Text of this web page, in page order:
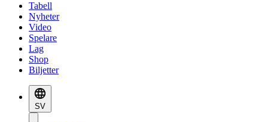
Tabell
Nyheter
Video
Spelare
Lag
Shop
Biljetter
SV